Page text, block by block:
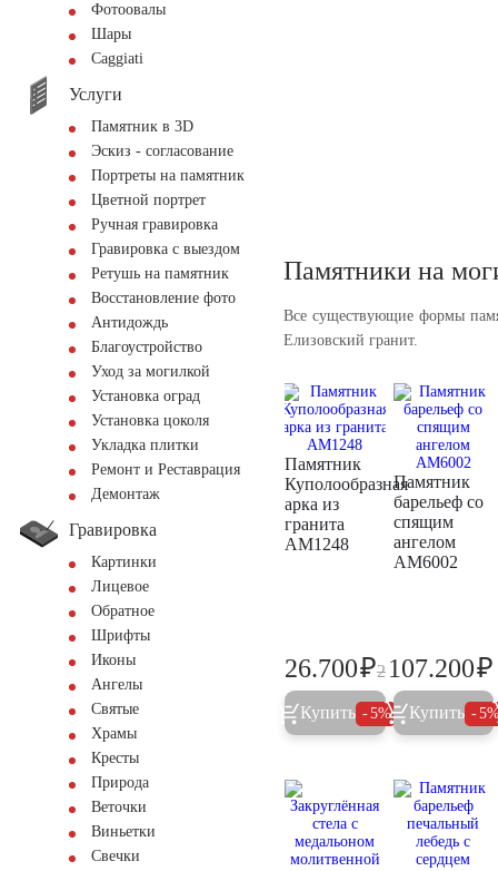
Фотоовалы
Шары
Сaggiati
Услуги
Памятник в 3D
Эскиз - согласование
Портреты на памятник
Цветной портрет
Ручная гравировка
Гравировка с выездом
Ретушь на памятник
Восстановление фото
Антидождь
Благоустройство
Уход за могилкой
Установка оград
Установка цоколя
Укладка плитки
Ремонт и Реставрация
Демонтаж
Гравировка
Картинки
Лицевое
Обратное
Шрифты
Иконы
Ангелы
Святые
Храмы
Кресты
Природа
Веточки
Виньетки
Свечки
Памятники на
Все существующие формы
Елизовский гранит.
Памятник
Куполообразная
арка из
гранита
AM1248
28.100
26.700₽
Купить 5%
Памятник
барельеф со
спящим
ангелом
AM6002
107.200₽
Купить